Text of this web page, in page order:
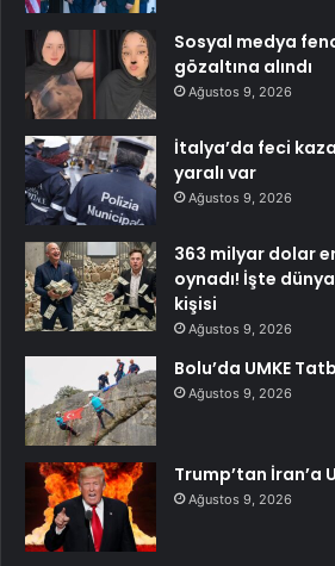
Sosyal medya
gözaltına alındı
Ağustos 9, 2026
İtalya’da feci
yaralı var
Ağustos 9, 2026
363 milyar dolar
oynadı! İşte
kişisi
Ağustos 9, 2026
Bolu’da UMKE
Ağustos 9, 2026
Trump’tan İran’a
Ağustos 9, 2026